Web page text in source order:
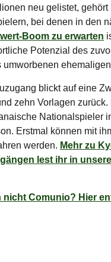
neu gelistet,
bei denen in den
Boom zu erwarten
Potenzial des
umworbenen
blickt auf eine
zehn Vorlagen zurück.
Nationalspieler
Erstmal können mit
werden. Mehr zu
lest ihr in
nicht Comunio? Hier